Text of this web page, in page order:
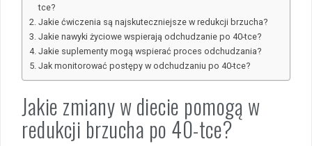
tce?
Jakie ćwiczenia są najskuteczniejsze w redukcji brzucha?
Jakie nawyki życiowe wspierają odchudzanie po 40-tce?
Jakie suplementy mogą wspierać proces odchudzania?
Jak monitorować postępy w odchudzaniu po 40-tce?
Jakie zmiany w diecie pomogą w
redukcji brzucha po 40-tce?